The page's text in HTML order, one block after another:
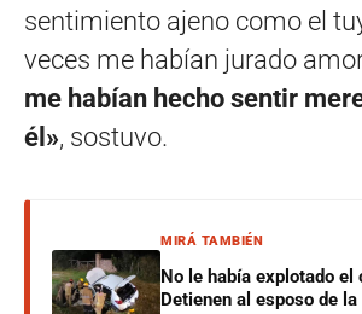
sentimiento ajeno como el
veces me habían jurado
me habían hecho sentir
él», sostuvo.
MIRÁ TAMBIÉN
No le había explotado el
Detienen al esposo de